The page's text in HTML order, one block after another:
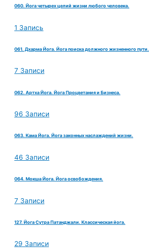
060. Йога четырех целий жизни любого человека.
1 Запись
061. Дхарма Йога. Йога поиска должного жизненного пути.
7 Записи
062. Артха Йога. Йога Процветания и Бизнеса.
96 Записи
063. Кама Йога. Йога законных наслаждений жизни.
46 Записи
064. Мокша Йога. Йога освобождения.
7 Записи
127. Йога Сутра Патанджали. Классическая йога.
29 Записи